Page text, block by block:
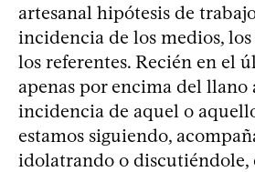
artesanal hipótesis de
incidencia de los medios,
los referentes. Recién en el
apenas por encima del llano
incidencia de aquel o
estamos siguiendo,
idolatrando o discutiéndole,